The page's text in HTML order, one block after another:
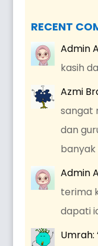
RECENT
Admin
kasih
Azmi
sangat
dan
Admin
terima
dapati
Umrah: